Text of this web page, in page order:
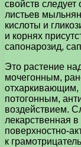
свойств
листьев
кислоты и
и корнях
сапонарозид,
Это растение
мочегонным,
отхаркивающим,
потогонным,
воздействием.
лекарственная
поверхностно-
к